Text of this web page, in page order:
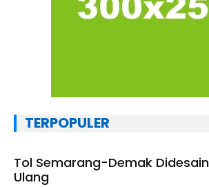
TERPOPULER
Tol Semarang-Demak Didesain
Ulang